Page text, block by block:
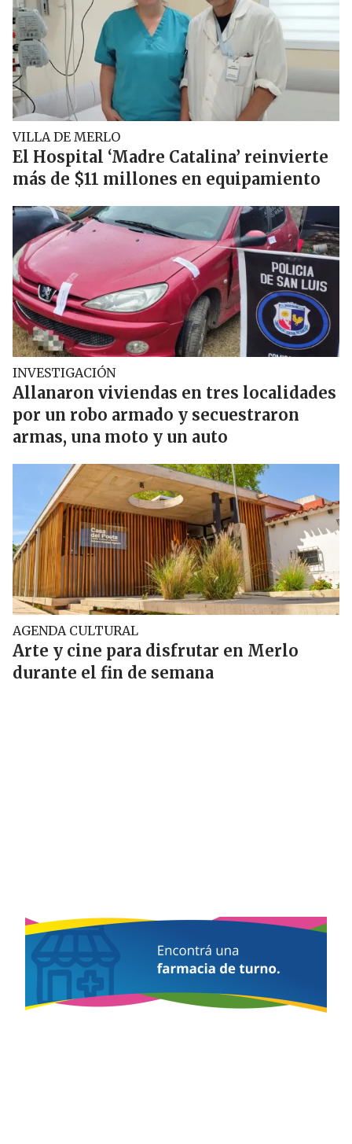
VILLA DE MERLO
El Hospital ‘Madre Catalina’ reinvierte
más de $11 millones en equipamiento
INVESTIGACIÓN
Allanaron viviendas en tres localidades
por un robo armado y secuestraron
armas, una moto y un auto
AGENDA CULTURAL
Arte y cine para disfrutar en Merlo
durante el fin de semana